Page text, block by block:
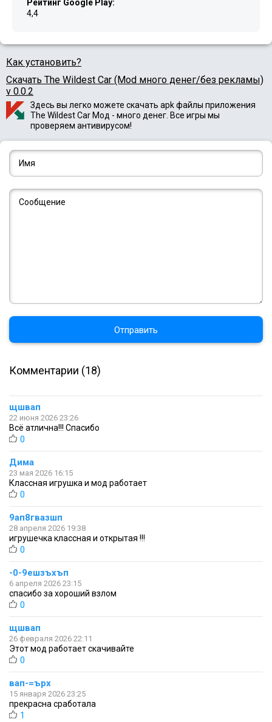
Рейтинг Google Play:
4,4
Как установить?
Скачать The Wildest Car (Mod много денег/без рекламы)
v 0.0.2
Здесь вы легко можете скачать apk файлы приложения
The Wildest Car Мод - много денег. Все игры мы
проверяем антивирусом!
Отправить
Комментарии (18)
щшвап
22 июня 2026 23:26
Всё атлична!!! Спасибо
0
Дима
23 мая 2026 16:15
Классная игрушка и мод работает
0
9ап8гвазшп
28 апреля 2026 19:38
игрушечка классная и открытая !!!
0
-0-9ешзъхъп
6 апреля 2026 23:15
спасибо за хороший взлом
0
щшвап
26 февраля 2026 22:11
Этот мод работает скачивайте
0
вап-=ърх
15 января 2026 23:25
прекрасна сработала
1